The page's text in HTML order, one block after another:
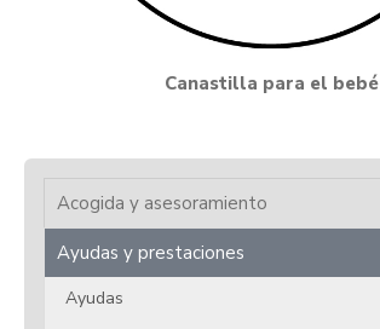
Canastilla para el bebé
Acogida y asesoramiento
Ayudas y prestaciones
Ayudas